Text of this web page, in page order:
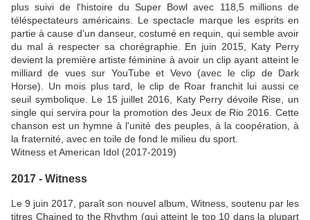
plus suivi de l'histoire du Super Bowl avec 118,5 millions de
téléspectateurs américains. Le spectacle marque les esprits en
partie à cause d'un danseur, costumé en requin, qui semble avoir
du mal à respecter sa chorégraphie. En juin 2015, Katy Perry
devient la première artiste féminine à avoir un clip ayant atteint le
milliard de vues sur YouTube et Vevo (avec le clip de Dark
Horse). Un mois plus tard, le clip de Roar franchit lui aussi ce
seuil symbolique. Le 15 juillet 2016, Katy Perry dévoile Rise, un
single qui servira pour la promotion des Jeux de Rio 2016. Cette
chanson est un hymne à l'unité des peuples, à la coopération, à
la fraternité, avec en toile de fond le milieu du sport.
Witness et American Idol (2017-2019)
2017 - Witness
Le 9 juin 2017, paraît son nouvel album, Witness, soutenu par les
titres Chained to the Rhythm (qui atteint le top 10 dans la plupart